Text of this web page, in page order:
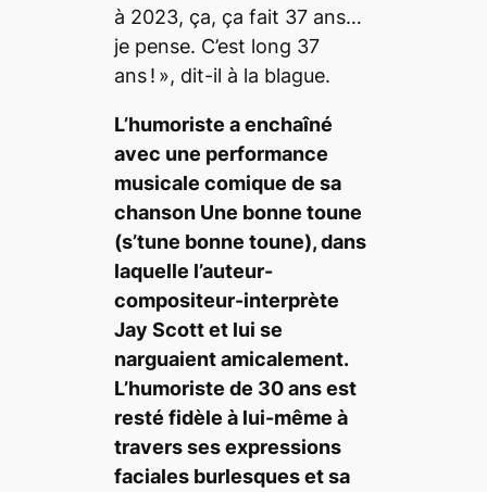
à 2023, ça, ça fait 37 ans…
je pense. C’est long 37
ans ! », dit-il à la blague.
L’humoriste a enchaîné
avec une performance
musicale comique de sa
chanson Une bonne toune
(s’tune bonne toune), dans
laquelle l’auteur-
compositeur-interprète
Jay Scott et lui se
narguaient amicalement.
L’humoriste de 30 ans est
resté fidèle à lui-même à
travers ses expressions
faciales burlesques et sa